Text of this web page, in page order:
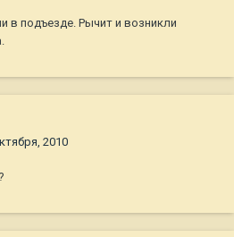
в подъезде. Рычит и возникли
2010